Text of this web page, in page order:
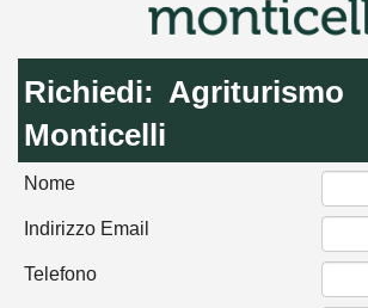
Richiedi: Agriturismo
Monticelli
Nome
Indirizzo Email
Telefono